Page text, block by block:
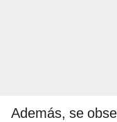
Además, se